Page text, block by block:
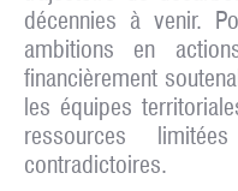
décennies à venir.
ambitions en
financièrement
les équipes
ressources
contradictoires.